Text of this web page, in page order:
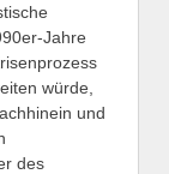
Jahre
würde,
und
des